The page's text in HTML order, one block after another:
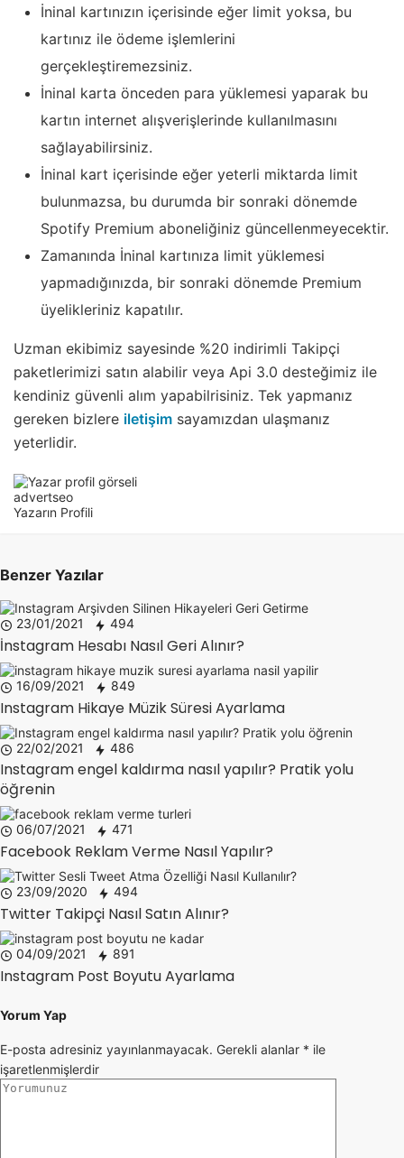
İninal kartınızın içerisinde eğer limit yoksa, bu
kartınız ile ödeme işlemlerini
gerçekleştiremezsiniz.
İninal karta önceden para yüklemesi yaparak bu
kartın internet alışverişlerinde kullanılmasını
sağlayabilirsiniz.
İninal kart içerisinde eğer yeterli miktarda limit
bulunmazsa, bu durumda bir sonraki dönemde
Spotify Premium aboneliğiniz güncellenmeyecektir.
Zamanında İninal kartınıza limit yüklemesi
yapmadığınızda, bir sonraki dönemde Premium
üyelikleriniz kapatılır.
Uzman ekibimiz sayesinde %20 indirimli Takipçi
paketlerimizi satın alabilir veya Api 3.0 desteğimiz ile
kendiniz güvenli alım yapabilrisiniz. Tek yapmanız
gereken bizlere iletişim sayamızdan ulaşmanız
yeterlidir.
advertseo
Yazarın Profili
Benzer Yazılar
23/01/2021 494
İnstagram Hesabı Nasıl Geri Alınır?
16/09/2021 849
Instagram Hikaye Müzik Süresi Ayarlama
22/02/2021 486
Instagram engel kaldırma nasıl yapılır? Pratik yolu
öğrenin
06/07/2021 471
Facebook Reklam Verme Nasıl Yapılır?
23/09/2020 494
Twitter Takipçi Nasıl Satın Alınır?
04/09/2021 891
Instagram Post Boyutu Ayarlama
Yorum Yap
E-posta adresiniz yayınlanmayacak. Gerekli alanlar * ile
işaretlenmişlerdir